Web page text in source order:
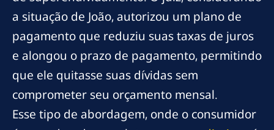
a situação de João, autorizou um plano de
pagamento que reduziu suas taxas de juros
e alongou o prazo de pagamento, permitindo
que ele quitasse suas dívidas sem
comprometer seu orçamento mensal.
Esse tipo de abordagem, onde o consumidor